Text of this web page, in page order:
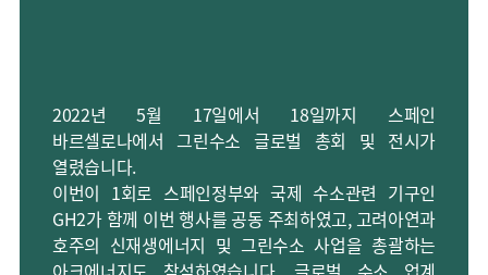
2022년 5월 17일에서 18일까지 스페인
바르셀로나에서 그린수소 글로벌 총회 및 전시가
열렸습니다.
이번이 1회로 스페인정부와 국제 수소관련 기구인
GH2가 함께 이번 행사를 공동 주최하였고, 고려아연과
호주의 신재생에너지 및 그린수소 사업을 총괄하는